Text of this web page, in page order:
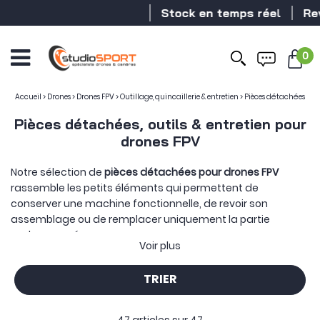
Stock en temps réel
0
Accueil > Drones> Drones FPV>Outillage, quincaillerie & entretien > Pièces détachées
Pièces détachées, outils & entretien pour
drones FPV
Notre sélection de pièces détachées pour drones FPV
rassemble les petits éléments qui permettent de
conserver une machine fonctionnelle, de revoir son
assemblage ou de remplacer uniquement la partie
endommagée.
Tout commence par la quincaillerie qui structure et
organise le montage :
amortisseurs M2 ou M3
soft mounts
supports
maintiennent les cartes électroniques à la bonne hauteur,
Voir plus
TRIER